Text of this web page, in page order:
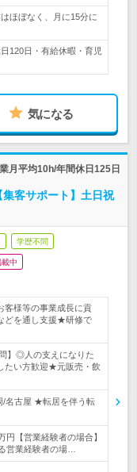
ほぼなく、月に15分に
120日・有給休暇・育児
気になる
月平均10h/年間休日125日
客サポート】土日祝
学歴不問
中
客様等の事業成長に貢
どを通し支援★研修で
】◎人の支えになりた
たい方歓迎★元販売・飲
/名古屋 ★転居を伴う転
円【営業経験者の場合】
営業経験者の場…